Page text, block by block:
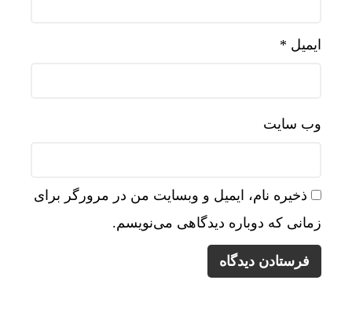
ایمیل *
وب‌ سایت
ذخیره نام، ایمیل و وبسایت من در مرورگر برای
زمانی که دوباره دیدگاهی می‌نویسم.